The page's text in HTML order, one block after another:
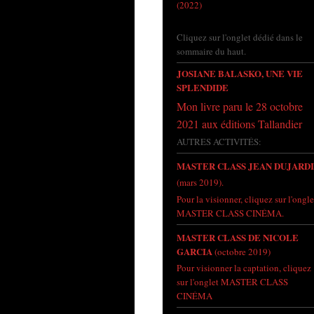
(2022)
Cliquez sur l'onglet dédié dans le
sommaire du haut.
JOSIANE BALASKO, UNE VIE
SPLENDIDE
Mon livre paru le 28 octobre
2021 aux éditions Tallandier
AUTRES ACTIVITÉS:
MASTER CLASS JEAN
(mars 2019).
Pour la visionner, cliquez sur
MASTER CLASS CINÉMA.
MASTER CLASS DE NICOLE
GARCIA(octobre 2019)
Pour visionner la captation, cliquez
sur l'onglet MASTER CLASS
CINÉMA